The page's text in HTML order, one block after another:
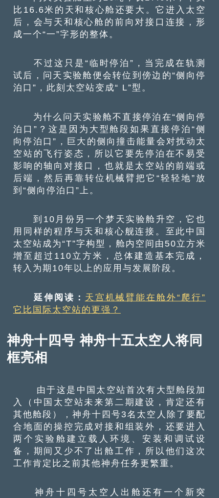
比16.6米的天和核心舱还要大。它进入太空
后，会与天和核心舱的前向对接口连接，形
成一个“一”字形的整体。
不过这只是“临时停泊”，当完成在轨测
试后，问天实验舱便会转位到傍边的“侧向停
泊口”，此刻太空站变成“ L”型。
为什么问天实验舱不直接停泊在“侧向停
泊口”？这是因为大型舱段如果直接停泊“侧
向停泊口”，巨大的侧向撞击能量会对扰动太
空站的飞行姿态，所以它要先停泊在不易受
影响的轴向对接口，也就是太空站的前端或
后端，然后再靠转位机械臂把它“轻轻地”放
到“侧向停泊口”上。
到10月份另一个梦天实验舱升空，它也
用同样的程序与天和核心舰连接。至此中国
太空站成为“T”字构型，舱内空间由50立方米
增至超过110立方米，总体建造基本完成，
转入为期10年以上的应用与发展阶段。
延伸阅读： 天宫机械臂能在舱外“爬行”
它比国际太空站的更强？
神舟十四号 神舟十五太空人将同
框亮相
由于这是中国太空站首次有大型舱段加
入（中国太空站未来第二期建设，肯定还有
其他舱段），神舟十四号3名太空人除了要配
合地面的操控完成对接和组装外，还要进入
两个实验舱建立载人环境、安装和调试设
备，期间又少不了出舱工作，所以他们这次
工作肯定比之前其他神舟任务更繁重。
神舟十四号太空人出舱还有一个新突